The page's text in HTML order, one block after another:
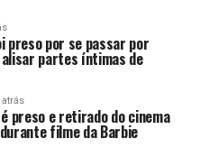
preso por se passar por
partes íntimas de
preso e retirado do cinema
filme da Barbie